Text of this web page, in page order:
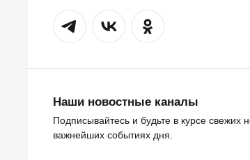
Наши новостные каналы
Подписывайтесь и будьте в курсе свежих
важнейших событиях дня.